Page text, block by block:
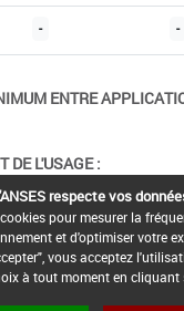
- -
ENTRE
DE L'USAGE :
:
respecte vos
pour mesurer la
et d'optimiser votre
vous acceptez
à tout moment en cliquant